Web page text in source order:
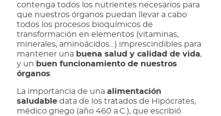
contenga todos los nutrientes necesarios para
que nuestros órganos puedan llevar a cabo
todos los procesos bioquímicos de
transformación en elementos (vitaminas,
minerales, aminoácidos…) imprescindibles para
mantener una buena salud y calidad de vida,
y un buen funcionamiento de nuestros
órganos
La importancia de unaalimentación
saludable data de los tratados de Hipócrates,
médico griego (año 460 a.C.), que escribió